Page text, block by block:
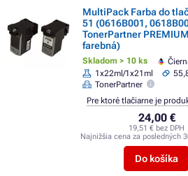
MultiPack Farba do
51 (0616B001,
TonerPartner
farebná)
Skladom > 10 ks
1x22ml/1x21ml
TonerPartner
24,00 €
19,51 € bez DPH
Najnižšia cena za posledných
Do košíka
Pre ktoré tlačiarne je